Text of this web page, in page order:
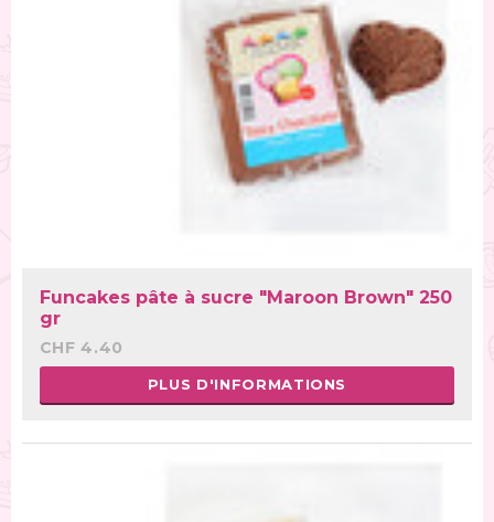
Funcakes pâte à sucre "Maroon Brown" 250
gr
CHF 4.40
PLUS D'INFORMATIONS